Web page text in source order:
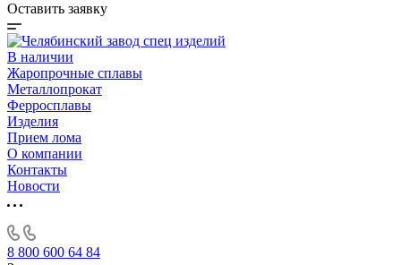
Оставить заявку
В наличии
Жаропрочные сплавы
Металлопрокат
Ферросплавы
Изделия
Прием лома
О компании
Контакты
Новости
8 800 600 64 84